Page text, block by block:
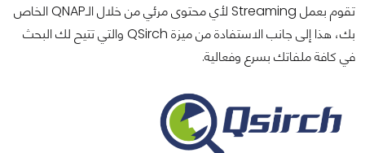
تقوم بعمل Streaming لأي محتوى مرئي من خلال الـQNAP الخاص
بك، هذا إلى جانب الاستفادة من ميزة QSirch والتي تتيح لك البحث
في كافة ملفاتك بسرع وفعالية.